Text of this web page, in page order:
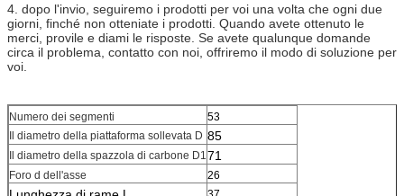
4. dopo l'invio, seguiremo i prodotti per voi una volta che ogni due
giorni, finché non otteniate i prodotti. Quando avete ottenuto le
merci, provile e diami le risposte. Se avete qualunque domande
circa il problema, contatto con noi, offriremo il modo di soluzione per
voi.
Numero dei segmenti
53
Il diametro della piattaforma sollevata D 85
Il diametro della spazzola di carbone D171
Foro d dell'asse 26